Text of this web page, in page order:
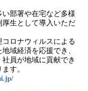
部署や在宅など多様
生として導入いただ
ロナウィルスによる
域経済を応援でき、
員が地域に貢献でき
す。